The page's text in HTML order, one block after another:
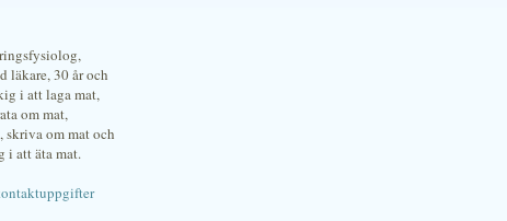
läkare, 30 år och
i att laga mat,
om mat,
skriva om mat och
i att äta mat.